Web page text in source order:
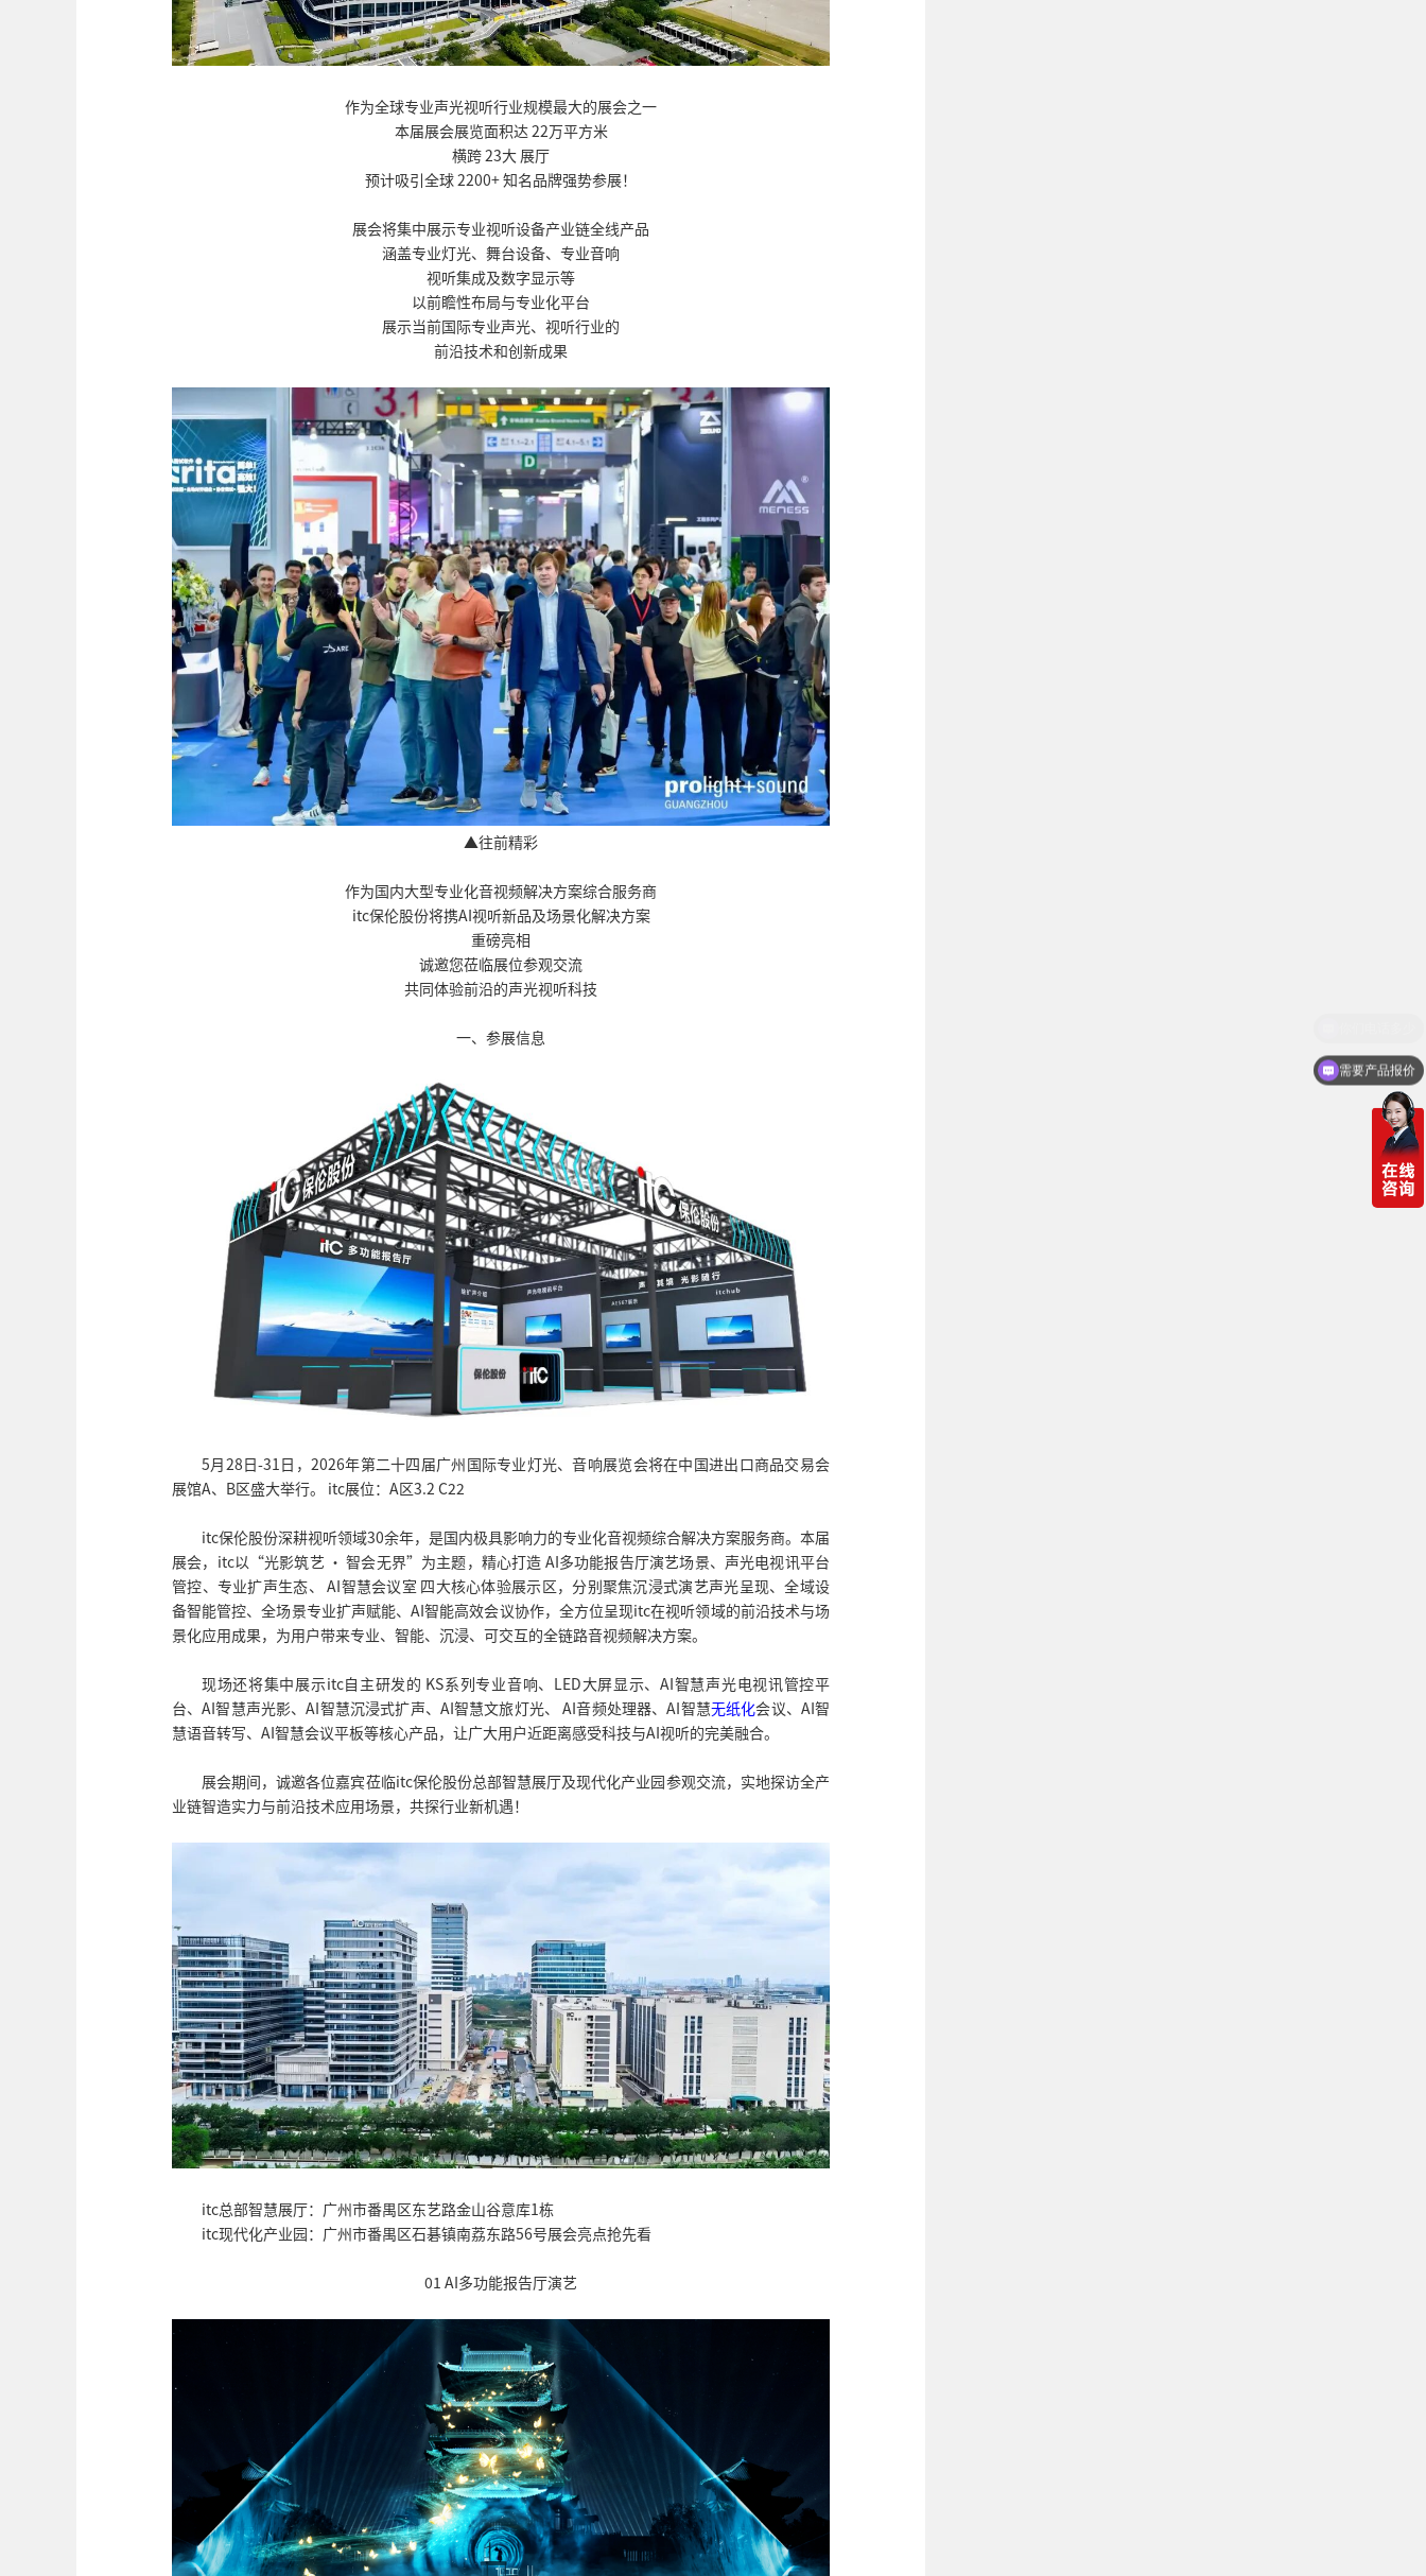
作为全球专业声光视听行业规模最大的展会之一
本届展会展览面积达 22万平方米
横跨 23大 展厅
预计吸引全球 2200+ 知名品牌强势参展！
展会将集中展示专业视听设备产业链全线产品
涵盖专业灯光、舞台设备、专业音响
视听集成及数字显示等
以前瞻性布局与专业化平台
展示当前国际专业声光、视听行业的
前沿技术和创新成果
▲往前精彩
作为国内大型专业化音视频解决方案综合服务商
itc保伦股份将携AI视听新品及场景化解决方案
重磅亮相
诚邀您莅临展位参观交流
共同体验前沿的声光视听科技
一、参展信息
5月28日-31日，2026年第二十四届广州国际专业灯光、音响展览会将在中国进出口商品交易会
展馆A、B区盛大举行。 itc展位：A区3.2 C22
itc保伦股份深耕视听领域30余年，是国内极具影响力的专业化音视频综合解决方案服务商。本届
展会，itc以“光影筑艺 · 智会无界”为主题，精心打造 AI多功能报告厅演艺场景、声光电视讯平台
管控、专业扩声生态、 AI智慧会议室 四大核心体验展示区，分别聚焦沉浸式演艺声光呈现、全域设
备智能管控、全场景专业扩声赋能、AI智能高效会议协作，全方位呈现itc在视听领域的前沿技术与场
景化应用成果，为用户带来专业、智能、沉浸、可交互的全链路音视频解决方案。
现场还将集中展示itc自主研发的 KS系列专业音响、LED大屏显示、AI智慧声光电视讯管控平
台、AI智慧声光影、AI智慧沉浸式扩声、AI智慧文旅灯光、 AI音频处理器、AI智慧无纸化会议、AI智
慧语音转写、AI智慧会议平板等核心产品，让广大用户近距离感受科技与AI视听的完美融合。
展会期间，诚邀各位嘉宾莅临itc保伦股份总部智慧展厅及现代化产业园参观交流，实地探访全产
业链智造实力与前沿技术应用场景，共探行业新机遇！
itc总部智慧展厅：广州市番禺区东艺路金山谷意库1栋
itc现代化产业园：广州市番禺区石碁镇南荔东路56号展会亮点抢先看
01 AI多功能报告厅演艺
需要产品报价